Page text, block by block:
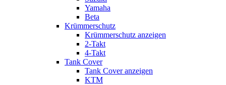
Yamaha
Beta
Krümmerschutz
Krümmerschutz anzeigen
2-Takt
4-Takt
Tank Cover
Tank Cover anzeigen
KTM